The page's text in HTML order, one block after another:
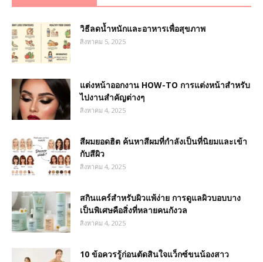
วิธีลดน้ำหนักและอาหารเพื่อสุขภาพ
สิงหาคม 5, 2025
แต่งหน้าออกงาน HOW-TO การแต่งหน้าสำหรับ
ไปงานสำคัญต่างๆ
สิงหาคม 4, 2025
สีผมยอดฮิต ค้นหาสีผมที่กำลังเป็นที่นิยมและเข้า
กับสีผิว
สิงหาคม 4, 2025
สกินแคร์สำหรับผิวแพ้ง่าย การดูแลผิวบอบบาง
เป็นพิเศษคือสิ่งที่หลายคนกังวล
สิงหาคม 4, 2025
10 ข้อควรรู้ก่อนตัดสินใจแว็กซ์ขนน้องสาว